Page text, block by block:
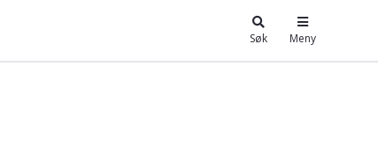
Søk Meny